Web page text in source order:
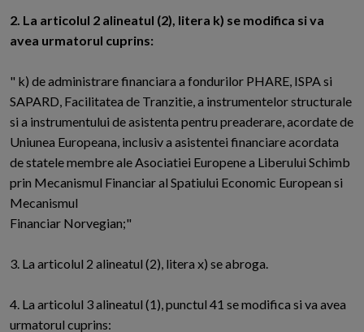
2. La articolul 2 alineatul (2), litera k) se modifica si va
avea urmatorul cuprins:
" k) de administrare financiara a fondurilor PHARE, ISPA si
SAPARD, Facilitatea de Tranzitie, a instrumentelor structurale
si a instrumentului de asistenta pentru preaderare, acordate de
Uniunea Europeana, inclusiv a asistentei financiare acordata
de statele membre ale Asociatiei Europene a Liberului Schimb
prin Mecanismul Financiar al Spatiului Economic European si
Mecanismul
Financiar Norvegian;"
3. La articolul 2 alineatul (2), litera x) se abroga.
4. La articolul 3 alineatul (1), punctul 41 se modifica si va avea
urmatorul cuprins: